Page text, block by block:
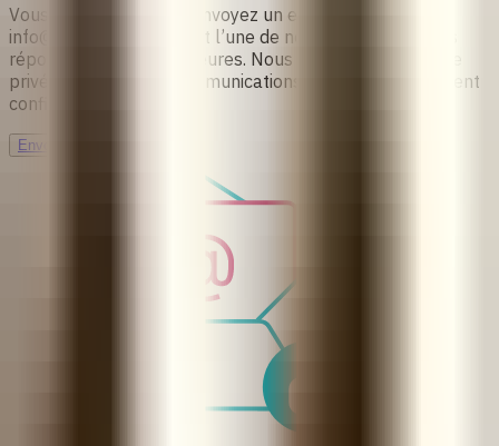
Vous préférez écrire ? Envoyez un e-mail à
info@safe2choose.org
et l’une de nos conseillères vous
répondra dans les 24 heures. Nous respectons votre vie
privée et toutes les communications resteront strictement
confidentielles.
Envoyez-nous un e-mail